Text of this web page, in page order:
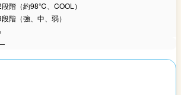
段階（約98℃、COOL）
階（強、中、弱）